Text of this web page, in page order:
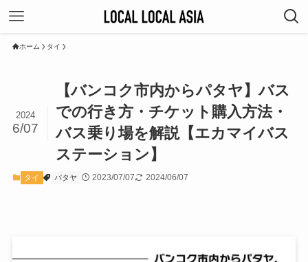
ホーム タイ
【バンコク市内からパタヤ】バス
での行き方・チケット購入方法・
バス乗り場を解説【エカマイバス
ステーション】
2024
6/07
タイ パタヤ 2023/07/07 2024/06/07